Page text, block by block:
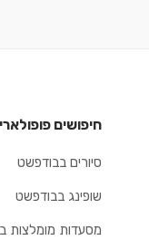
חיפושים
סיורים בבודפשט
שופינג בבודפשט
מסעדות מומלצות